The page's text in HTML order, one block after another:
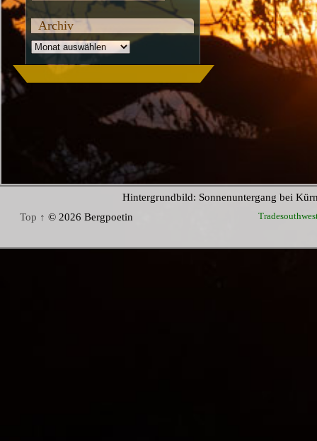
Archiv
Archiv
Hintergrundbild: Sonnenuntergang bei
Top ↑ © 2026 Bergpoetin